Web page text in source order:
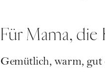
Für Mama,
Gemütlich, warm, gut